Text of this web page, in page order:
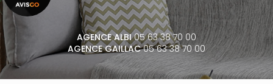
AGENCE ALBI05 63 38 70 00
AGENCE GAILLAC05 63 38 70 00
Voir le certificat